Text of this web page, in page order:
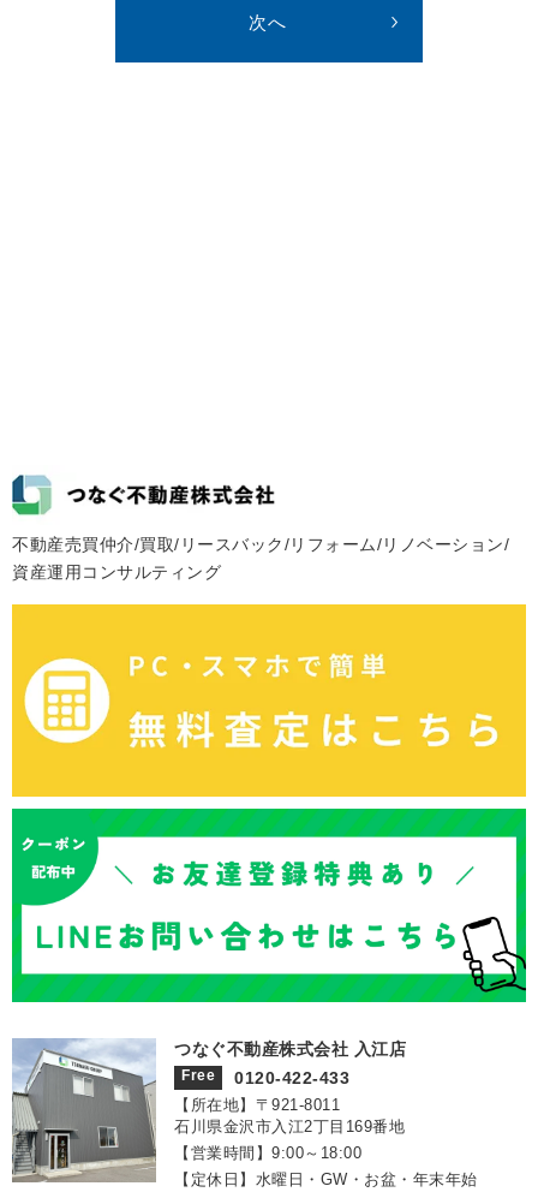
次へ
不動産売買仲介/買取/リースバック/リフォーム/リノベーション/
資産運用コンサルティング
つなぐ不動産株式会社 入江店
Free 0120-422-433
【所在地】〒921‐8011
石川県金沢市入江2丁目169番地
【営業時間】9:00～18:00
【定休日】水曜日・GW・お盆・年末年始